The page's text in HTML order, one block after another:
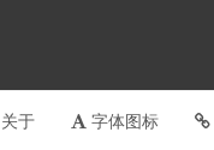
关于 字体图标